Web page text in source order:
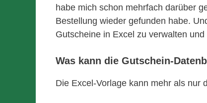
habe mich schon mehrfach darüber
Bestellung wieder gefunden habe.
Gutscheine in Excel zu verwalten
Was kann die Gutschein-
Die Excel-Vorlage kann mehr als nur